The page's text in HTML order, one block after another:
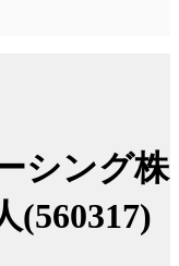
シング株
(560317)